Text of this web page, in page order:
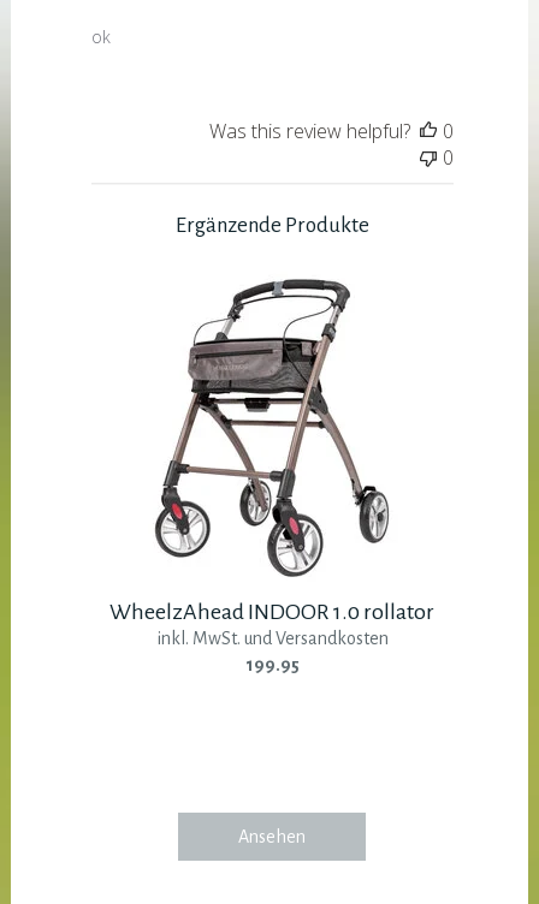
ok
Was this review helpful?
0
0
Ergänzende Produkte
WheelzAhead INDOOR 1.0 rollator
inkl. MwSt. und Versandkosten
199.95
Ansehen